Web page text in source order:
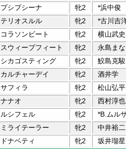
プシプシーナ 牝2
*浜中俊
テリオスルル 牝2
*古川吉
コラソンビート 牝2
横山武史
スウィープフィート 牝2
永島まな
シカゴスティング 牝2
鮫島克駿
カルチャーデイ 牝2
酒井学
サフィラ 牝2
松山弘平
ナナオ 牝2
西村淳也
ルシフェル 牝2
*B.ムル
ミライテーラー 牝2
中井裕二
ドナベティ 牝2 坂井瑠星